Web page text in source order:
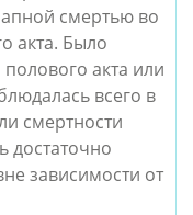
смертью во
акта. Было
акта или
всего в
смертности
достаточно
зависимости от